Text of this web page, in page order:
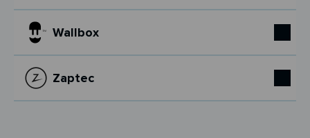
Wallbox
Zaptec